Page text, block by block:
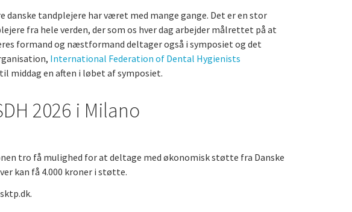
tandplejere har været med mange gange. Det er en stor
fra hele verden, der som os hver dag arbejder målrettet på at
formand og næstformand deltager også i symposiet og det
International Federation of Dental Hygienists
middag en aften i løbet af symposiet.
2026 i Milano
tro få mulighed for at deltage med økonomisk støtte fra Danske
kan få 4.000 kroner i støtte.